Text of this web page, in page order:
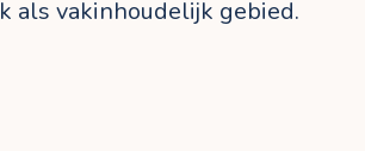
als vakinhoudelijk gebied.